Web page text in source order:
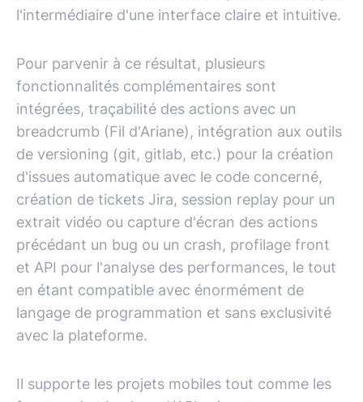
l'intermédiaire d'une interface claire et intuitive.
Pour parvenir à ce résultat, plusieurs
fonctionnalités complémentaires sont
intégrées, traçabilité des actions avec un
breadcrumb (Fil d'Ariane), intégration aux outils
de versioning (git, gitlab, etc.) pour la création
d'issues automatique avec le code concerné,
création de tickets Jira, session replay pour un
extrait vidéo ou capture d'écran des actions
précédant un bug ou un crash, profilage front
et API pour l'analyse des performances, le tout
en étant compatible avec énormément de
langage de programmation et sans exclusivité
avec la plateforme.
Il supporte les projets mobiles tout comme les